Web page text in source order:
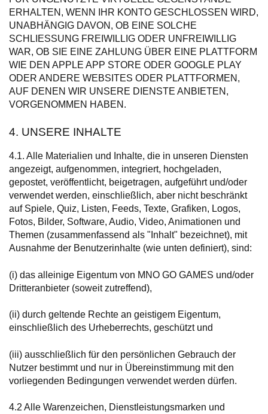
ERHALTEN, WENN IHR KONTO GESCHLOSSEN WIRD,
UNABHÄNGIG DAVON, OB EINE SOLCHE
SCHLIESSUNG FREIWILLIG ODER UNFREIWILLIG
WAR, OB SIE EINE ZAHLUNG ÜBER EINE PLATTFORM
WIE DEN APPLE APP STORE ODER GOOGLE PLAY
ODER ANDERE WEBSITES ODER PLATTFORMEN,
AUF DENEN WIR UNSERE DIENSTE ANBIETEN,
VORGENOMMEN HABEN.
4. UNSERE INHALTE
4.1. Alle Materialien und Inhalte, die in unseren Diensten
angezeigt, aufgenommen, integriert, hochgeladen,
gepostet, veröffentlicht, beigetragen, aufgeführt und/oder
verwendet werden, einschließlich, aber nicht beschränkt
auf Spiele, Quiz, Listen, Feeds, Texte, Grafiken, Logos,
Fotos, Bilder, Software, Audio, Video, Animationen und
Themen (zusammenfassend als "Inhalt" bezeichnet), mit
Ausnahme der Benutzerinhalte (wie unten definiert), sind:
(i) das alleinige Eigentum von MNO GO GAMES und/oder
Dritteranbieter (soweit zutreffend),
(ii) durch geltende Rechte an geistigem Eigentum,
einschließlich des Urheberrechts, geschützt und
(iii) ausschließlich für den persönlichen Gebrauch der
Nutzer bestimmt und nur in Übereinstimmung mit den
vorliegenden Bedingungen verwendet werden dürfen.
4.2 Alle Warenzeichen, Dienstleistungsmarken und